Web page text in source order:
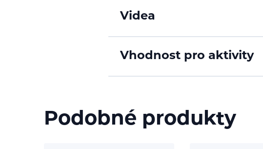
Videa
Vhodnost pro aktivity
Podobné produkty